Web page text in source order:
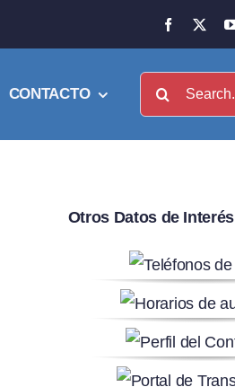
CONTACTO Buscar:
Otros Datos de Interés